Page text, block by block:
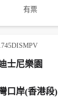
有票
士尼樂園
口岸(香港段)